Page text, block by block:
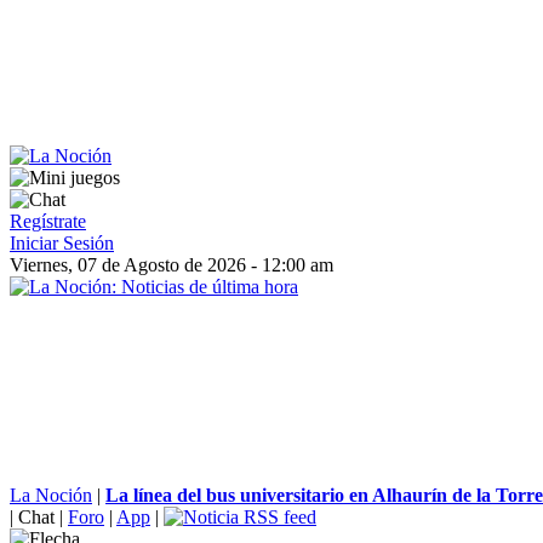
Regístrate
Iniciar Sesión
Viernes, 07 de Agosto de 2026 - 12:00 am
La Noción | La línea del bus universitario en Alhaurín de la
| Chat | Foro | App |